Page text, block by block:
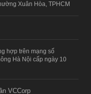
Xuân Hòa, TPHCM
hợp trên mạng số
Hà Nội cấp ngày 10
VCCorp